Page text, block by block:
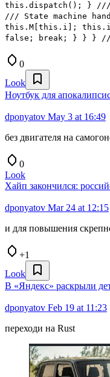
this.dispatch(); } ///
/// State machine
this.M[this.i];
false; break; } } } ///
0
Look
Ноутбук для
dponyatov May 3 at 16:49
без двигателя на
0
Look
Хайп закончился:
dponyatov Mar 24 at 12:15
и для повышения
+1
Look
В «Яндекс» раскрыли
dponyatov Feb 19 at 11:23
переходи на Rust